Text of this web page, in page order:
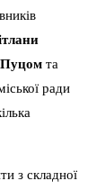
та
ради
з складної